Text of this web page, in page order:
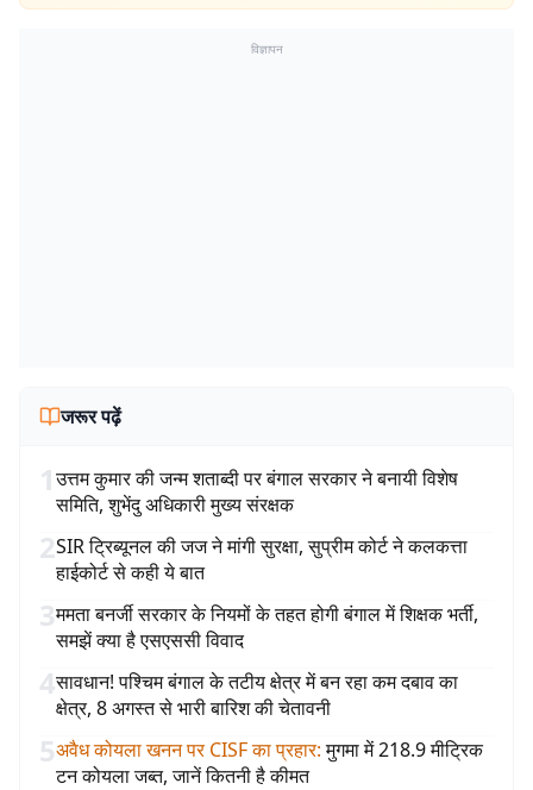
विज्ञापन
जरूर पढ़ें
1उत्तम कुमार की जन्म शताब्दी पर बंगाल सरकार ने बनायी विशेष
समिति, शुभेंदु अधिकारी मुख्य संरक्षक
2SIR ट्रिब्यूनल की जज ने मांगी सुरक्षा, सुप्रीम कोर्ट ने कलकत्ता
हाईकोर्ट से कही ये बात
3ममता बनर्जी सरकार के नियमों के तहत होगी बंगाल में शिक्षक भर्ती,
समझें क्या है एसएससी विवाद
4सावधान! पश्चिम बंगाल के तटीय क्षेत्र में बन रहा कम दबाव का
क्षेत्र, 8 अगस्त से भारी बारिश की चेतावनी
5अवैध कोयला खनन पर CISF का प्रहार: मुगमा में 218.9 मीट्रिक
टन कोयला जब्त, जानें कितनी है कीमत